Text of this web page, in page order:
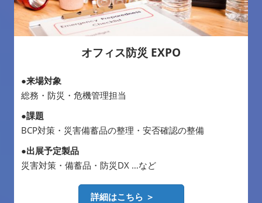
オフィス防災 EXPO
●来場対象
総務・防災・危機管理担当
●課題
BCP対策・災害備蓄品の整理・安否確認の整備
●出展予定製品
災害対策・備蓄品・防災DX …など
詳細はこちら ＞